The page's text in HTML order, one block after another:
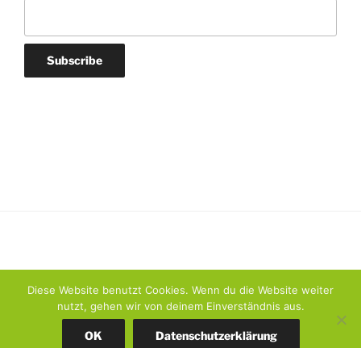
Datenschutzerklärung Stolz präsentiert von WordPress
Diese Website benutzt Cookies. Wenn du die Website weiter
nutzt, gehen wir von deinem Einverständnis aus.
OK Datenschutzerklärung